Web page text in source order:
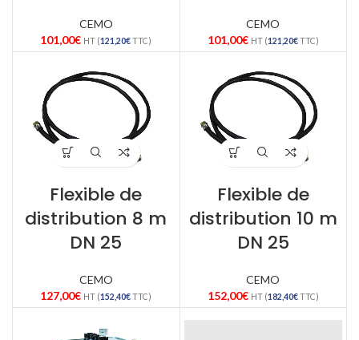
CEMO
101,00€ HT (121,20€TTC)
CEMO
101,00€ HT (121,20€TTC)
Flexible de
distribution 8 m
DN 25
CEMO
127,00€ HT (152,40€TTC)
Flexible de
distribution 10 m
DN 25
CEMO
152,00€ HT (182,40€TTC)